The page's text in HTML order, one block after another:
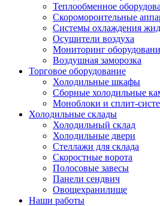
Теплообменное
Скоромороительные
Системы охлаждения
Осушители воздуха
Мониторинг
Воздушная заморозка
Торговое оборудование
Холодильные шкафы
Сборные холодильные
Моноблоки и сплит-
Холодильные склады
Холодильный склад
Холодильные двери
Стеллажи для склада
Скоростные ворота
Полосовые завесы
Панели сендвич
Овощехранилище
Наши работы